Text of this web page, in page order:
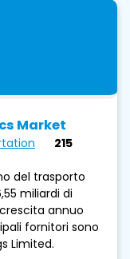
Market
215
del trasporto
miliardi di
annuo
fornitori sono
Limited.